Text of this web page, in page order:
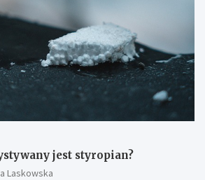
jest styropian?
Laskowska